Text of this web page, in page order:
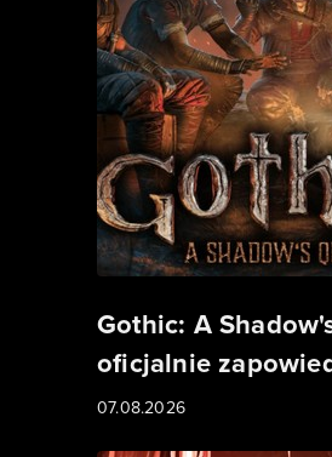
Gothic: A
oficjalnie
07.08.2026